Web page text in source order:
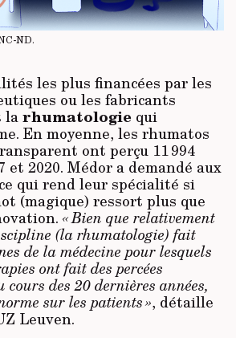
ND.
les plus financées par les
ou les fabricants
larhumatologie qui
En moyenne, les rhumatos
ont perçu 11 994
et 2020. Médor a demandé aux
qui rend leur spécialité si
(magique) ressort plus que
« Bien que relativement
(la rhumatologie) fait
de la médecine pour lesquels
ont fait des percées
cours des 20 dernières années,
sur les patients », détaille
Leuven.